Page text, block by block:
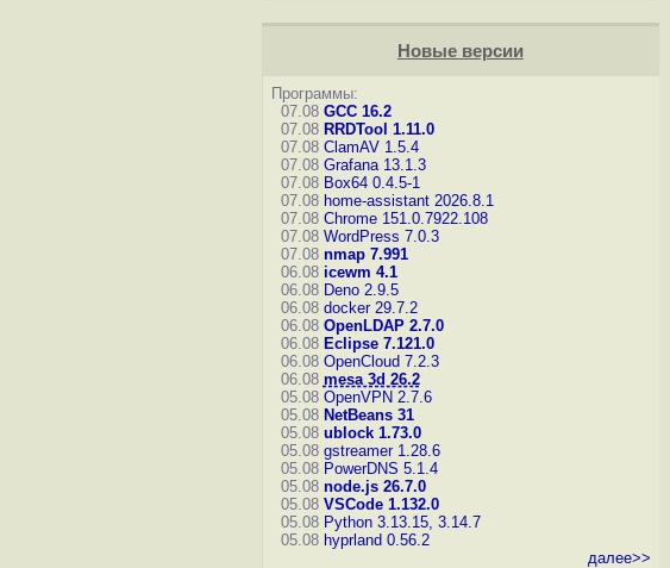
Новые версии
Программы:
07.08 GCC 16.2
07.08 RRDTool 1.11.0
07.08 ClamAV 1.5.4
07.08 Grafana 13.1.3
07.08 Box64 0.4.5-1
07.08 home-assistant 2026.8.1
07.08 Chrome 151.0.7922.108
07.08 WordPress 7.0.3
07.08 nmap 7.991
06.08 icewm 4.1
06.08 Deno 2.9.5
06.08 docker 29.7.2
06.08 OpenLDAP 2.7.0
06.08 Eclipse 7.121.0
06.08 OpenCloud 7.2.3
06.08 mesa 3d 26.2
05.08 OpenVPN 2.7.6
05.08 NetBeans 31
05.08 ublock 1.73.0
05.08 gstreamer 1.28.6
05.08 PowerDNS 5.1.4
05.08 node.js 26.7.0
05.08 VSCode 1.132.0
05.08 Python 3.13.15, 3.14.7
05.08 hyprland 0.56.2
далее>>